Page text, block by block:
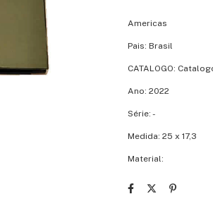
Americas
Pais: Brasil
CATALOGO:
Ano: 2022
Série: -
Medida: 25 x 17,3
Material: